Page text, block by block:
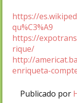
https://
qu%C3%A9
https://
rique/
http://
enriqueta-
Publicado por